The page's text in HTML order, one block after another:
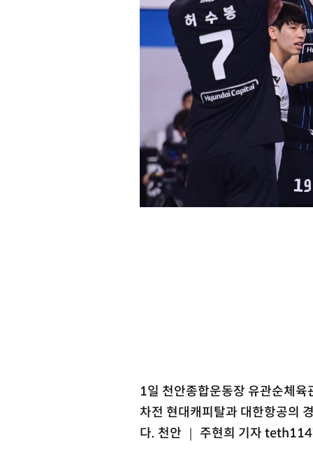
1일 천안종합운동장 유관순체
차전 현대캐피탈과 대한항공의
다. 천안 ｜ 주현희 기자